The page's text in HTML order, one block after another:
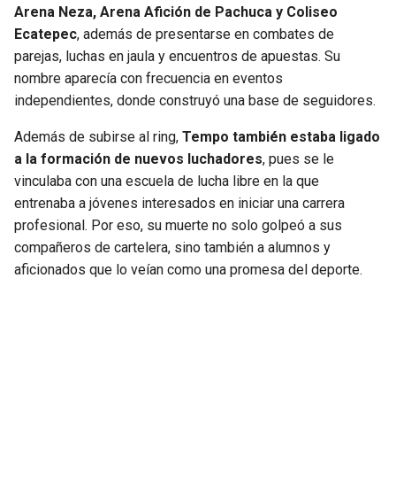
Arena Neza, Arena Afición de Pachuca y Coliseo
Ecatepec, además de presentarse en combates de
parejas, luchas en jaula y encuentros de apuestas. Su
nombre aparecía con frecuencia en eventos
independientes, donde construyó una base de seguidores.
Además de subirse al ring, Tempo también estaba ligado
a la formación de nuevos luchadores, pues se le
vinculaba con una escuela de lucha libre en la que
entrenaba a jóvenes interesados en iniciar una carrera
profesional. Por eso, su muerte no solo golpeó a sus
compañeros de cartelera, sino también a alumnos y
aficionados que lo veían como una promesa del deporte.